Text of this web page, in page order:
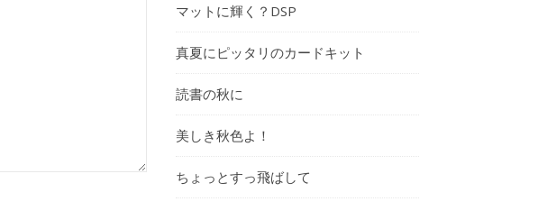
マットに輝く？DSP
真夏にピッタリのカードキット
読書の秋に
美しき秋色よ！
ちょっとすっ飛ばして